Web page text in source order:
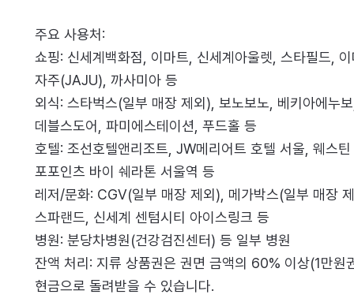
주요 사용처:
쇼핑: 신세계백화점, 이마트, 신세계아울렛, 스타필드,
자주(JAJU), 까사미아 등
외식: 스타벅스(일부 매장 제외), 보노보노, 베키아에누
데블스도어, 파미에스테이션, 푸드홀 등
호텔: 조선호텔앤리조트, JW메리어트 호텔 서울, 웨스
포포인츠 바이 쉐라톤 서울역 등
레저/문화: CGV(일부 매장 제외), 메가박스(일부 매장
스파랜드, 신세계 센텀시티 아이스링크 등
병원: 분당차병원(건강검진센터) 등 일부 병원
잔액 처리: 지류 상품권은 권면 금액의 60% 이상(1만
현금으로 돌려받을 수 있습니다.